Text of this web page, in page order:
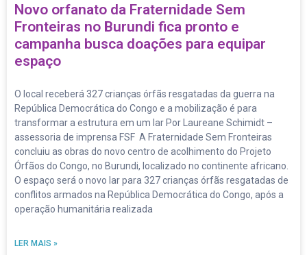
Novo orfanato da Fraternidade Sem
Fronteiras no Burundi fica pronto e
campanha busca doações para equipar
espaço
O local receberá 327 crianças órfãs resgatadas da guerra na
República Democrática do Congo e a mobilização é para
transformar a estrutura em um lar Por Laureane Schimidt –
assessoria de imprensa FSF A Fraternidade Sem Fronteiras
concluiu as obras do novo centro de acolhimento do Projeto
Órfãos do Congo, no Burundi, localizado no continente africano.
O espaço será o novo lar para 327 crianças órfãs resgatadas de
conflitos armados na República Democrática do Congo, após a
operação humanitária realizada
LER MAIS »